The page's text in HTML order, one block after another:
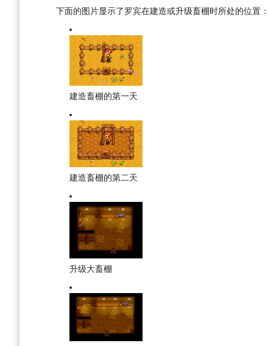
下面的图片显示了罗宾在建造或升级畜棚时所处的位置：
建造畜棚的第一天
建造畜棚的第二天
升级大畜棚